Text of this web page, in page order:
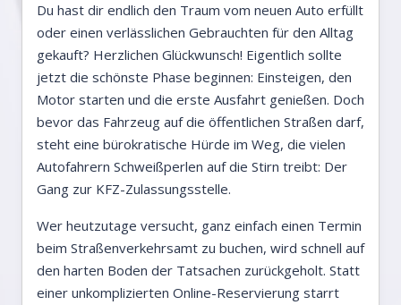
Du hast dir endlich den Traum vom neuen Auto erfüllt
oder einen verlässlichen Gebrauchten für den Alltag
gekauft? Herzlichen Glückwunsch! Eigentlich sollte
jetzt die schönste Phase beginnen: Einsteigen, den
Motor starten und die erste Ausfahrt genießen. Doch
bevor das Fahrzeug auf die öffentlichen Straßen darf,
steht eine bürokratische Hürde im Weg, die vielen
Autofahrern Schweißperlen auf die Stirn treibt: Der
Gang zur KFZ-Zulassungsstelle.
Wer heutzutage versucht, ganz einfach einen Termin
beim Straßenverkehrsamt zu buchen, wird schnell auf
den harten Boden der Tatsachen zurückgeholt. Statt
einer unkomplizierten Online-Reservierung starrt